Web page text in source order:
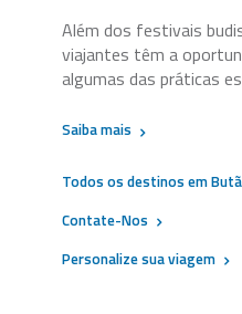
Além dos festivais
viajantes têm a
algumas das práticas
Saiba mais
Todos os destinos em
Contate-Nos
Personalize sua viagem